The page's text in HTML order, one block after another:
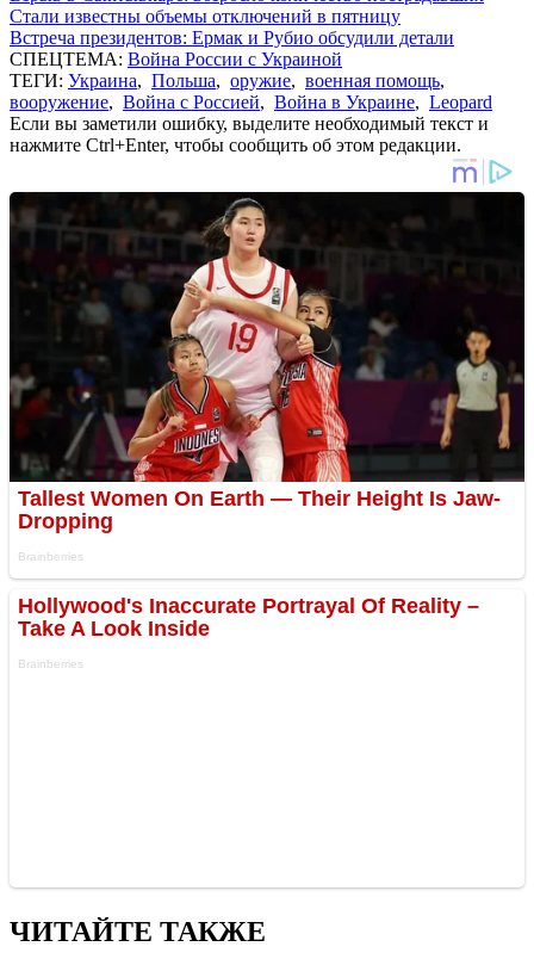
Стали известны объемы отключений в пятницу
Встреча президентов: Ермак и Рубио обсудили детали
СПЕЦТЕМА: Война России с Украиной
ТЕГИ: Украина, Польша, оружие, военная помощь,
вооружение, Война с Россией, Война в Украине, Leopard
Если вы заметили ошибку, выделите необходимый текст и
нажмите Ctrl+Enter, чтобы сообщить об этом редакции.
ЧИТАЙТЕ ТАКЖЕ